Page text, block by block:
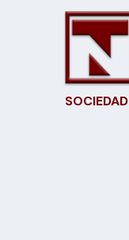
SOCIEDAD